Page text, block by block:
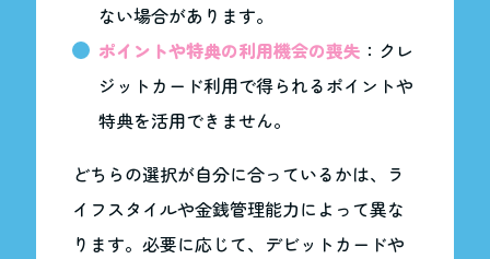
ない場合があります。
ポイントや特典の利用機会の喪失 ：クレ
ジットカード利用で得られるポイントや
特典を活用できません。
どちらの選択が自分に合っているかは、ラ
イフスタイルや金銭管理能力によって異な
ります。必要に応じて、デビットカードや